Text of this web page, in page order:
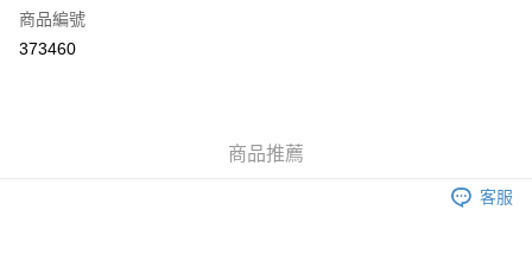
Apple Pay
商品編號
373460
商品推薦
客服